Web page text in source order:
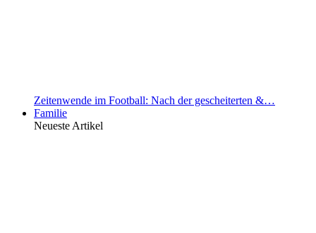
Zeitenwende im Football: Nach der gescheiterten &…
Familie
Neueste Artikel